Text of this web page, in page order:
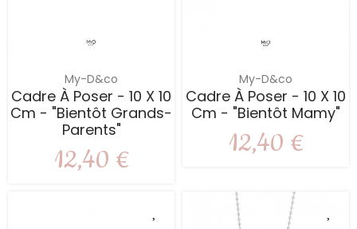
My-D&co
Cadre À Poser - 10 X 10
Cm - "Bientôt Grands-
Parents"
12,40 €
My-D&co
Cadre À Poser - 10 X 10
Cm - "Bientôt Mamy"
12,40 €